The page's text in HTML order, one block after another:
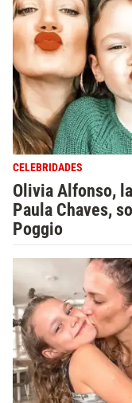
CELEBRIDADES
Olivia Alfonso,
Paula Chaves,
Poggio